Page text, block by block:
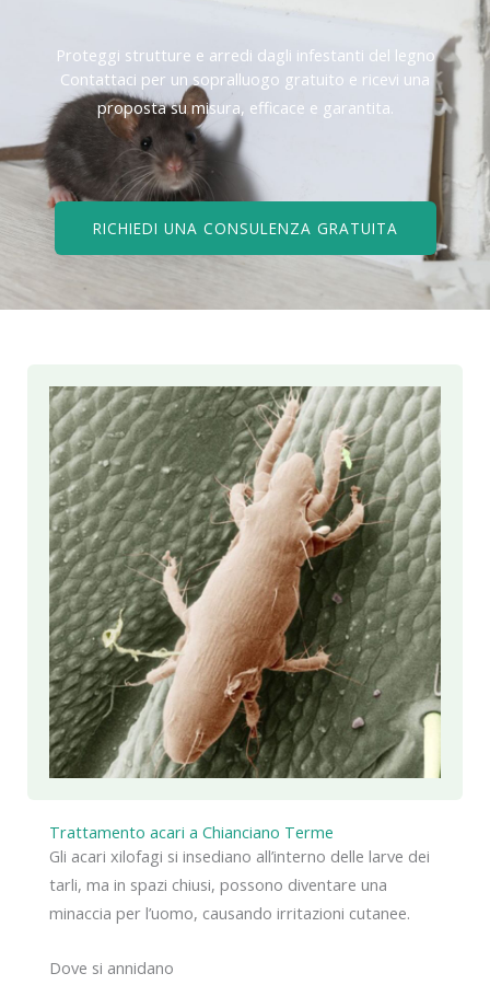
Proteggi strutture e arredi dagli infestanti del legno
Contattaci per un sopralluogo gratuito e ricevi una
proposta su misura, efficace e garantita.
RICHIEDI UNA CONSULENZA GRATUITA
Trattamento acari a Chianciano Terme
Gli acari xilofagi si insediano all’interno delle larve dei
tarli, ma in spazi chiusi, possono diventare una
minaccia per l’uomo, causando irritazioni cutanee.
Dove si annidano